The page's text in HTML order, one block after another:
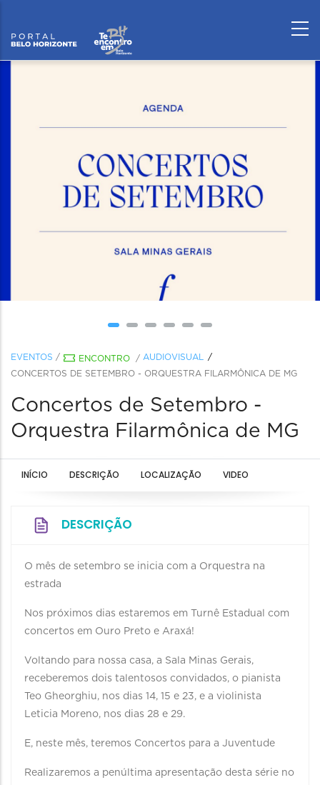
EVENTOS / ENCONTRO / AUDIOVISUAL
CONCERTOS DE SETEMBRO - ORQUESTRA FILARMÔNICA DE MG
Concertos de Setembro -
Orquestra Filarmônica de MG
INÍCIO DESCRIÇÃO LOCALIZAÇÃO VIDEO
DESCRIÇÃO
O mês de setembro se inicia com a Orquestra na
estrada
Nos próximos dias estaremos em Turnê Estadual com
concertos em Ouro Preto e Araxá!
Voltando para nossa casa, a Sala Minas Gerais,
receberemos dois talentosos convidados, o pianista
Teo Gheorghiu, nos dias 14, 15 e 23, e a violinista
Leticia Moreno, nos dias 28 e 29.
E, neste mês, teremos Concertos para a Juventude
Realizaremos a penúltima apresentação desta série no